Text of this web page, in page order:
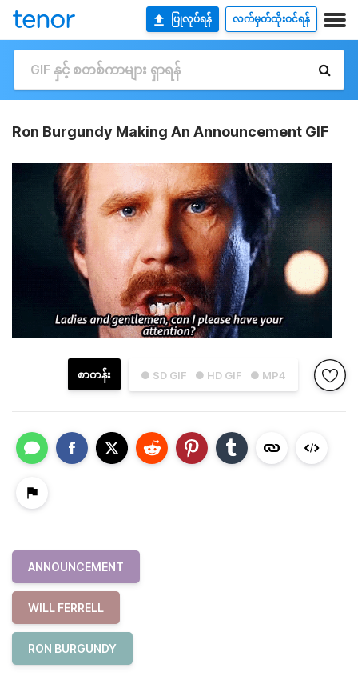
ပြုလုပ်ရန် လက်မှတ်ထိုးဝင်ရန်
Ron Burgundy Making An Announcement GIF
● SD GIF ● HD GIF ● MP4
စာတန်း
ANNOUNCEMENT
WILL FERRELL
RON BURGUNDY